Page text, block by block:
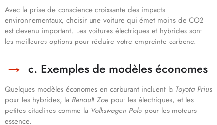
Avec la prise de conscience croissante des impacts
environnementaux, choisir une voiture qui émet moins de CO2
est devenu important. Les voitures électriques et hybrides sont
les meilleures options pour réduire votre empreinte carbone.
c. Exemples de modèles économes
Quelques modèles économes en carburant incluent la Toyota Prius
pour les hybrides, la Renault Zoe pour les électriques, et les
petites citadines comme la Volkswagen Polo pour les moteurs
essence.